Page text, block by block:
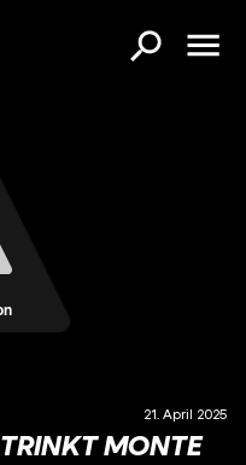
21. April 2025
MONTE